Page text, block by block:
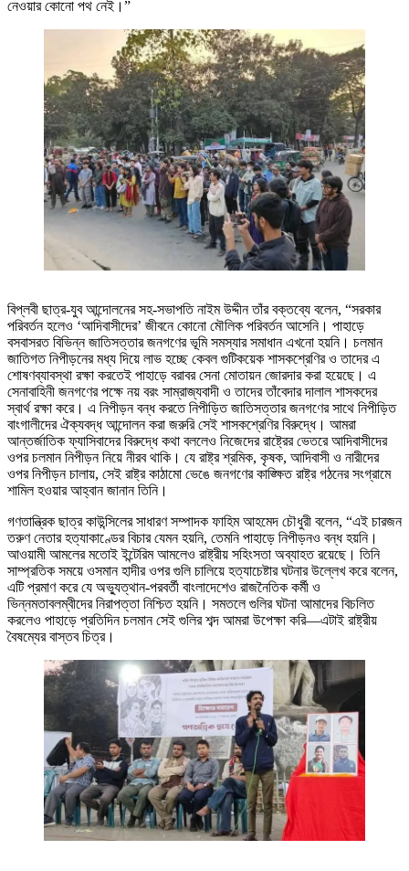
নেওয়ার কোনো পথ নেই।”
বিপ্লবী ছাত্র-যুব আন্দোলনের সহ-সভাপতি নাইম উদ্দীন তাঁর বক্তব্যে বলেন, “সরকার
পরিবর্তন হলেও ‘আদিবাসীদের’ জীবনে কোনো মৌলিক পরিবর্তন আসেনি। পাহাড়ে
বসবাসরত বিভিন্ন জাতিসত্তার জনগণের ভূমি সমস্যার সমাধান এখনো হয়নি। চলমান
জাতিগত নিপীড়নের মধ্য দিয়ে লাভ হচ্ছে কেবল গুটিকয়েক শাসকশ্রেণির ও তাদের এ
শোষণব্যাবস্থা রক্ষা করতেই পাহাড়ে বরাবর সেনা মোতায়ন জোরদার করা হয়েছে। এ
সেনাবাহিনী জনগণের পক্ষে নয় বরং সাম্রাজ্যবাদী ও তাদের তাঁবেদার দালাল শাসকদের
স্বার্থ রক্ষা করে। এ নিপীড়ন বন্ধ করতে নিপীড়িত জাতিসত্তার জনগণের সাথে নিপীড়িত
বাংগালীদের ঐক্যবদ্ধ আন্দোলন করা জরুরি সেই শাসকশ্রেণির বিরুদ্ধে। আমরা
আন্তর্জাতিক ফ্যাসিবাদের বিরুদ্ধে কথা বললেও নিজেদের রাষ্ট্রের ভেতরে আদিবাসীদের
ওপর চলমান নিপীড়ন নিয়ে নীরব থাকি। যে রাষ্ট্র শ্রমিক, কৃষক, আদিবাসী ও নারীদের
ওপর নিপীড়ন চালায়, সেই রাষ্ট্র কাঠামো ভেঙে জনগণের কাঙ্ক্ষিত রাষ্ট্র গঠনের সংগ্রামে
শামিল হওয়ার আহ্বান জানান তিনি।
গণতান্ত্রিক ছাত্র কাউন্সিলের সাধারণ সম্পাদক ফাহিম আহমেদ চৌধুরী বলেন, “এই চারজন
তরুণ নেতার হত্যাকাণ্ডের বিচার যেমন হয়নি, তেমনি পাহাড়ে নিপীড়নও বন্ধ হয়নি।
আওয়ামী আমলের মতোই ইন্টেরিম আমলেও রাষ্ট্রীয় সহিংসতা অব্যাহত রয়েছে। তিনি
সাম্প্রতিক সময়ে ওসমান হাদীর ওপর গুলি চালিয়ে হত্যাচেষ্টার ঘটনার উল্লেখ করে বলেন,
এটি প্রমাণ করে যে অভ্যুত্থান-পরবর্তী বাংলাদেশেও রাজনৈতিক কর্মী ও
ভিন্নমতাবলম্বীদের নিরাপত্তা নিশ্চিত হয়নি। সমতলে গুলির ঘটনা আমাদের বিচলিত
করলেও পাহাড়ে প্রতিদিন চলমান সেই গুলির শব্দ আমরা উপেক্ষা করি—এটাই রাষ্ট্রীয়
বৈষম্যের বাস্তব চিত্র।